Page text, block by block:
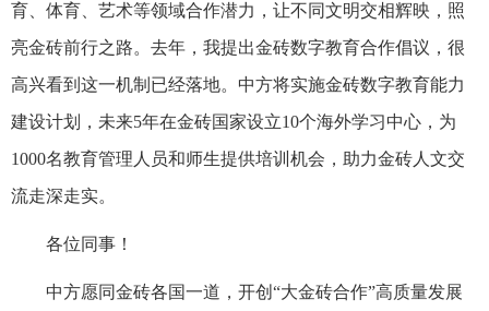
育、体育、艺术等领域合作潜力，让不同文明交相辉映，照
亮金砖前行之路。去年，我提出金砖数字教育合作倡议，很
高兴看到这一机制已经落地。中方将实施金砖数字教育能力
建设计划，未来5年在金砖国家设立10个海外学习中心，为
1000名教育管理人员和师生提供培训机会，助力金砖人文交
流走深走实。
各位同事！
中方愿同金砖各国一道，开创“大金砖合作”高质量发展